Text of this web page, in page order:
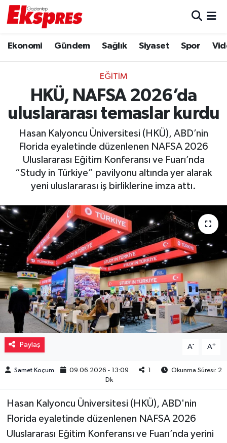
Ekonomi Gündem Sağlık Siyaset Spor
EĞITIM
HKÜ, NAFSA 2026’da
uluslararası temaslar kurdu
Hasan Kalyoncu Üniversitesi (HKÜ), ABD’nin
Florida eyaletinde düzenlenen NAFSA 2026
Uluslararası Eğitim Konferansı ve Fuarı’nda
“Study in Türkiye” pavilyonu altında yer alarak
yeni uluslararası iş birliklerine imza attı.
Paylaş A- A+
Samet Koçum 09.06.2026 - 13:09 1
Okunma Süresi: 2
Dk
Hasan Kalyoncu Üniversitesi (HKÜ), ABD'nin
Florida eyaletinde düzenlenen NAFSA 2026
Uluslararası Eğitim Konferansı ve Fuarı’nda yerini
Ekonomi
Gaziantep son dakika
Genel
Gündem
Haberler
Kültür Sanat
Magazin
Müzik
Piyasa
Resmi İlanlar
Sağlık
Sinemalar
Siyaset
Spor
Teknoloji
Trafik Durumu
Puan Durumu ve Fikstür
Tüm Manşetler
Son Dakika Haberleri
Haber Arşivi